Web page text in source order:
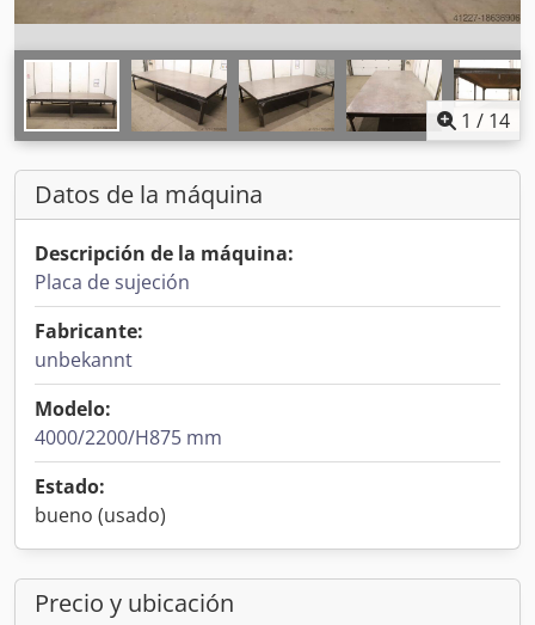
1 / 14
Datos de la máquina
Descripción de la máquina:
Placa de sujeción
Fabricante:
unbekannt
Modelo:
4000/2200/H875 mm
Estado:
bueno (usado)
Precio y ubicación